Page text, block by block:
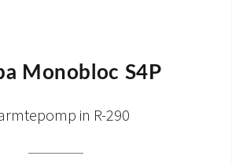
Monobloc S4P
in R-290